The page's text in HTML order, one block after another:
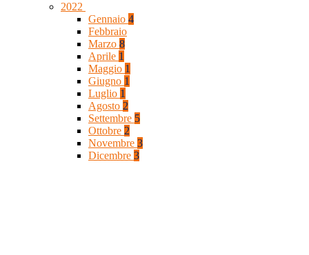
2022
Gennaio 4
Febbraio
Marzo 8
Aprile 1
Maggio 1
Giugno 1
Luglio 1
Agosto 2
Settembre 5
Ottobre 2
Novembre 3
Dicembre 3